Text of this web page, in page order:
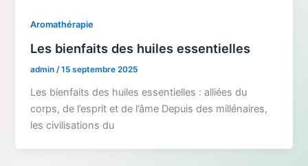
Aromathérapie
Les bienfaits des huiles essentielles
admin /15 septembre 2025
Les bienfaits des huiles essentielles : alliées du
corps, de l’esprit et de l’âme Depuis des millénaires,
les civilisations du